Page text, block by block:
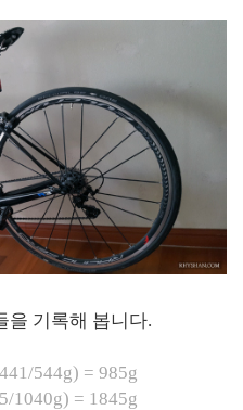
을 기록해 봅니다.
544g) = 985g
1040g) = 1845g